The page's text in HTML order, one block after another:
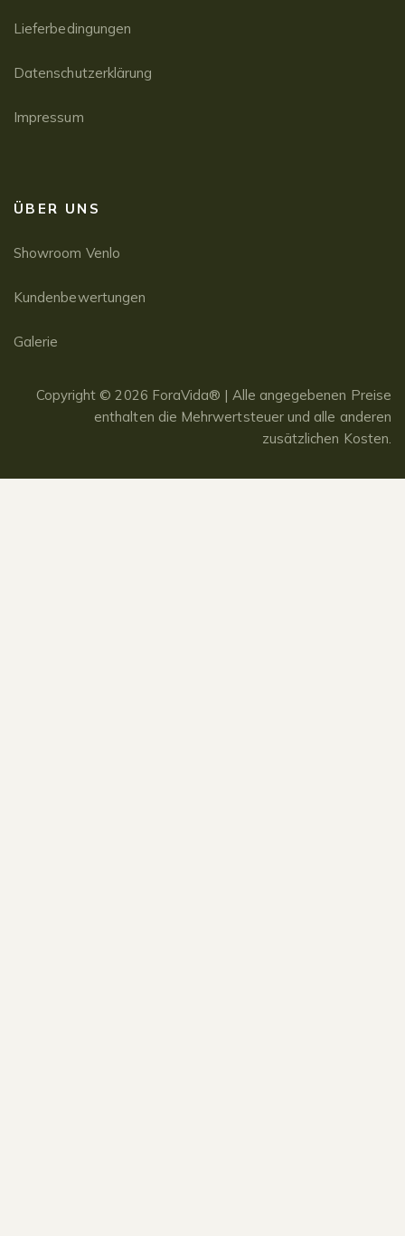
Lieferbedingungen
Datenschutzerklärung
Impressum
ÜBER UNS
Showroom Venlo
Kundenbewertungen
Galerie
Copyright © 2026 ForaVida® | Alle angegebenen Preise
enthalten die Mehrwertsteuer und alle anderen
zusätzlichen Kosten.